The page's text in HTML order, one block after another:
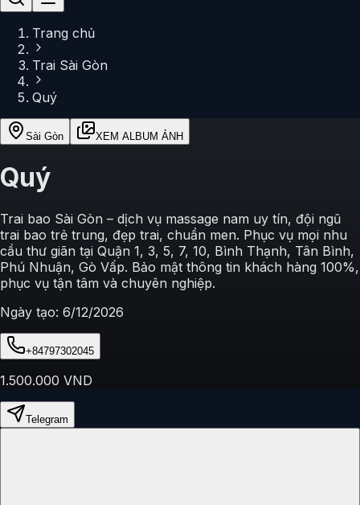
Trang chủ
Trai Sài Gòn
Quý
Sài Gòn XEM ALBUM ẢNH
Quý
Trai bao Sài Gòn – dịch vụ massage nam uy tín, đội ngũ
trai bao trẻ trung, đẹp trai, chuẩn men. Phục vụ mọi nhu
cầu thư giãn tại Quận 1, 3, 5, 7, 10, Bình Thạnh, Tân Bình,
Phú Nhuận, Gò Vấp. Bảo mật thông tin khách hàng 100%,
phục vụ tận tâm và chuyên nghiệp.
Ngày tạo: 6/12/2026
+84797302045
1.500.000 VND
Telegram